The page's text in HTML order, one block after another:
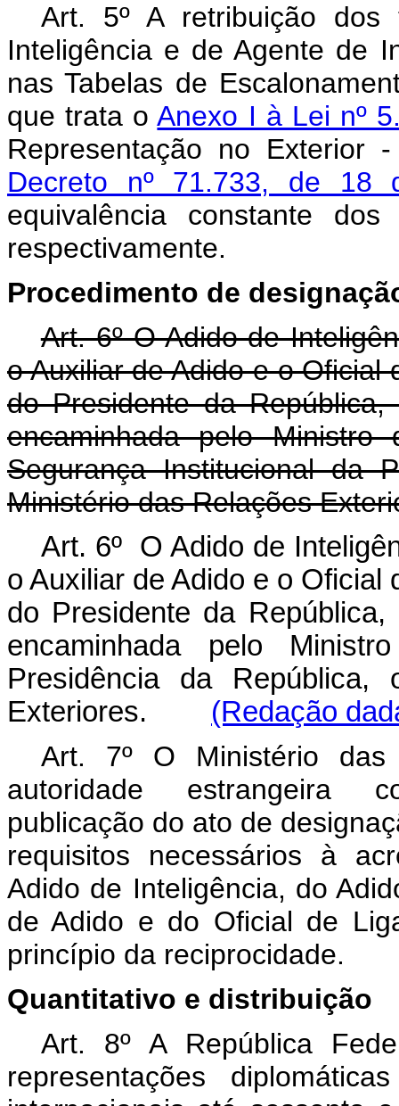
Art. 5º A retribuição
Inteligência e de Agente de
nas Tabelas de
que trata oAnexo I à Lei nº
Representação no
Decreto nº 71.733, de
equivalência constante
respectivamente.
Procedimento de
Art. 6º O Adido de
o Auxiliar de Adido e o
do Presidente da
encaminhada pelo
Segurança Institucional da
Ministério das Relações
Art. 6º O Adido de
o Auxiliar de Adido e o
do Presidente da
encaminhada pelo
Presidência da República,
Exteriores. (Redação
Art. 7º O Ministério das
autoridade estrangeira
publicação do ato de
requisitos necessários à
Adido de Inteligência, do
de Adido e do Oficial de
princípio da reciprocidade.
Quantitativo e distribuição
Art. 8º A República
representações